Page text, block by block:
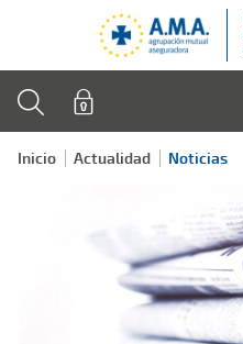
Inicio Actualidad Noticias